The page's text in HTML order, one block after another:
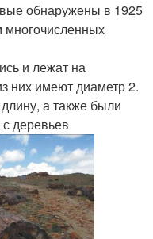
обнаружены в 1925
многочисленных
и лежат на
них имеют диаметр 2.
а также были
деревьев